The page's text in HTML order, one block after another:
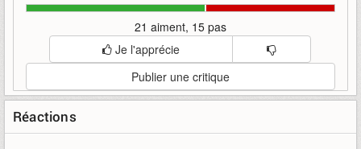
21 aiment, 15 pas
Je l'apprécie
Publier une critique
Réactions